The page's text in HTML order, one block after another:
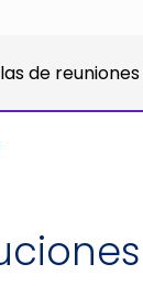
de